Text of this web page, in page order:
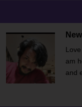
am
and